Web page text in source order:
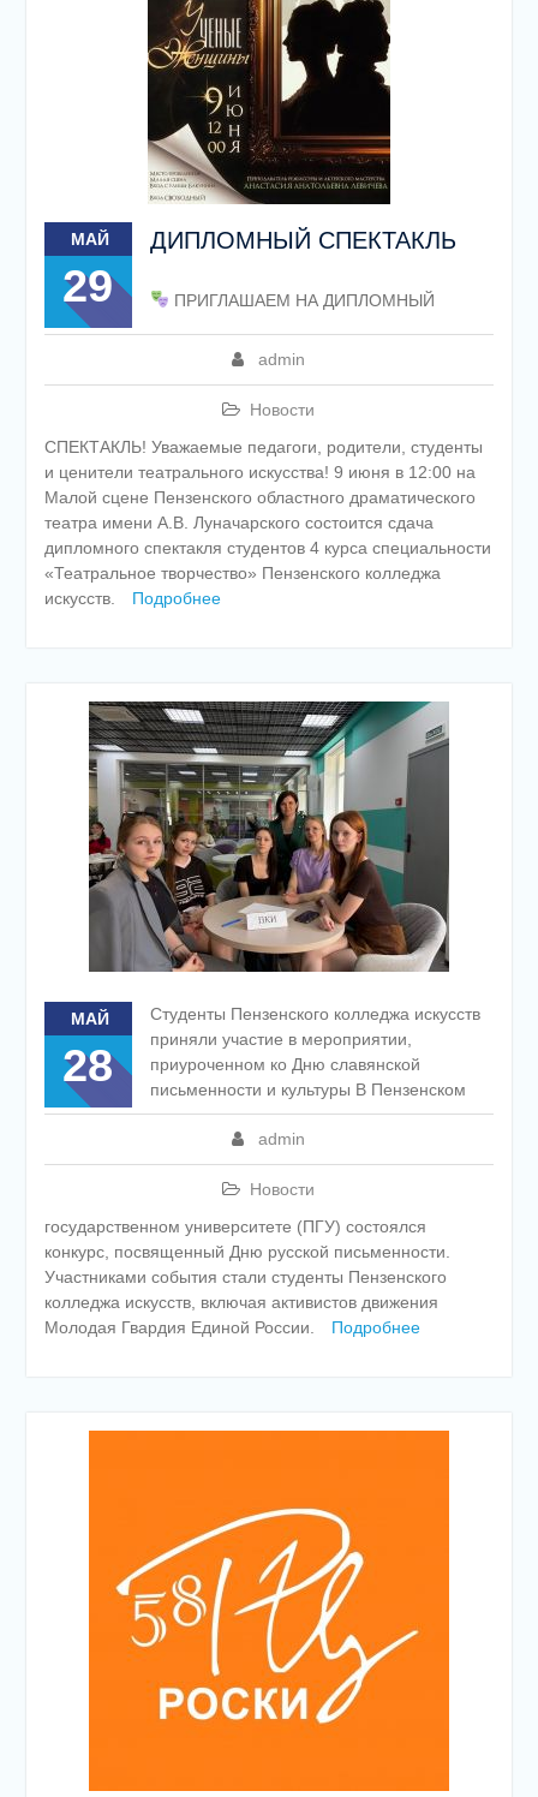
МАЙ
29
ДИПЛОМНЫЙ СПЕКТАКЛЬ
admin
Новости
ПРИГЛАШАЕМ НА ДИПЛОМНЫЙ
СПЕКТАКЛЬ! Уважаемые педагоги, родители, студенты
и ценители театрального искусства! 9 июня в 12:00 на
Малой сцене Пензенского областного драматического
театра имени А.В. Луначарского состоится сдача
дипломного спектакля студентов 4 курса специальности
«Театральное творчество» Пензенского колледжа
искусств.
Подробнее
МАЙ
28
admin
Новости
Студенты Пензенского колледжа искусств
приняли участие в мероприятии,
приуроченном ко Дню славянской
письменности и культуры В Пензенском
государственном университете (ПГУ) состоялся
конкурс, посвященный Дню русской письменности.
Участниками события стали студенты Пензенского
колледжа искусств, включая активистов движения
Молодая Гвардия Единой России.
Подробнее